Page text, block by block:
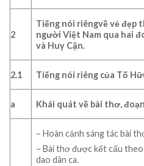
2
Tiếng nói riêngvề vẻ đẹp
người Việt Nam qua hai
và Huy Cận.
2.1 Tiếng nói riêng của Tố
a Khái quát về bài thơ,
– Hoàn cảnh sáng tác bài
– Bài thơ được kết cấu theo
dao dân ca.